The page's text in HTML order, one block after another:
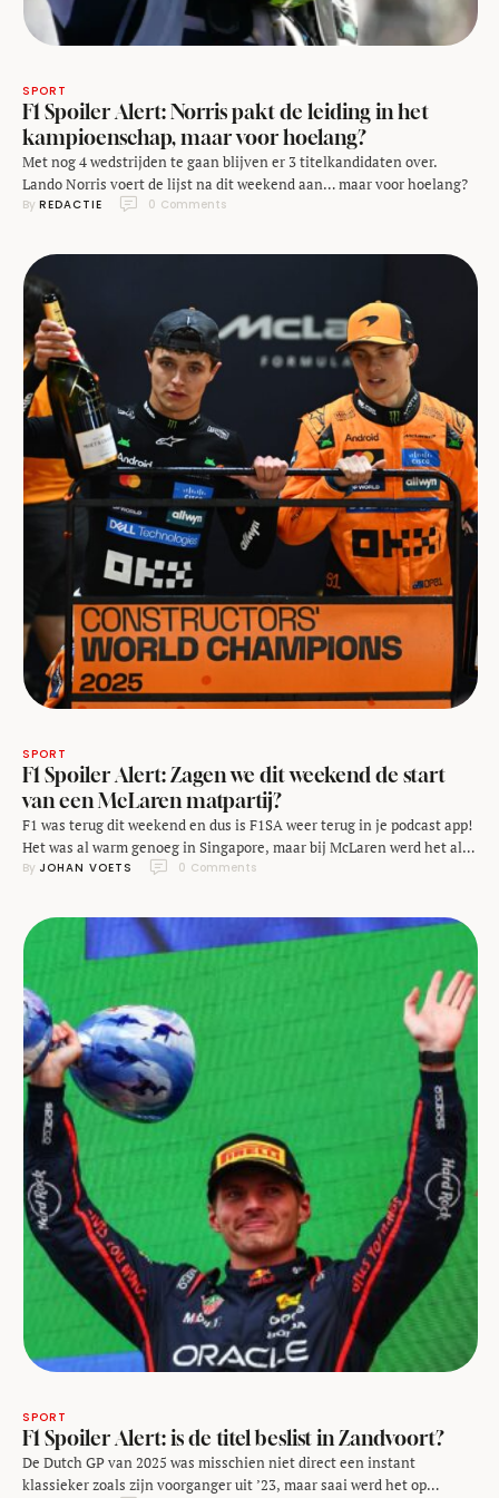
SPORT
F1 Spoiler Alert: Norris pakt de leiding in het
kampioenschap, maar voor hoelang?
Met nog 4 wedstrijden te gaan blijven er 3 titelkandidaten over.
Lando Norris voert de lijst na dit weekend aan… maar voor hoelang?
By REDACTIE 0 Comments
SPORT
F1 Spoiler Alert: Zagen we dit weekend de start
van een McLaren matpartij?
F1 was terug dit weekend en dus is F1SA weer terug in je podcast app!
Het was al warm genoeg in Singapore, maar bij McLaren werd het al
snel oververhit. Ondertussen bleef Mercedes in alle opzichten koel
By JOHAN VOETS 0 Comments
SPORT
F1 Spoiler Alert: is de titel beslist in Zandvoort?
De Dutch GP van 2025 was misschien niet direct een instant
klassieker zoals zijn voorganger uit ’23, maar saai werd het op